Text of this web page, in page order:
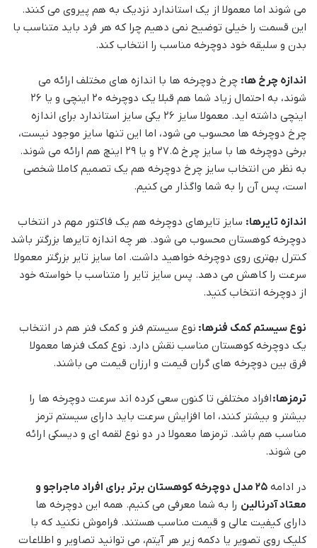
می شوند اما معمولا از یک استاندارد نزدیک به هم پیروی می کنند.
این قسمت را خیلی توضیح نمی دهیم چرا که هر فرد باید متناسب با
بدن و سلیقه خود دوچرخه مناسب را انتخاب کند.
اندازه چرخ ها: چرخ دوچرخه ها با اندازه های مختلف ارائه می
شوند، به احتمال زیاد شما هم قبلا یک دوچرخه 20 اینچی و یا 26
اینچی داشته اید. معمولا سایز 26 یکی سایز استاندارد برای اندازه
چرخ دوچرخه ها محسوب می شود، اما این تنها سایز موجود نیست،
برخی دوچرخه ها با سایز چرخ 27.5 و یا 29 اینچ هم ارائه می شوند.
به نظر من انتخاب سایز چرخ دوچرخه هم یک تصمیم کاملا شخصی
است، پس آن را به شما واگذار می کنیم.
اندازه تایرها: سایز تایرهای دوچرخه هم یک فاکتور مهم در انتخاب
دوچرخه کوهستان محسوب می شود. هر چه اندازه تایرها بزرگتر باشد
کنترل بهتری روی دوچرخه خواهید داشت. اما سایز تایر بزرگتر معمولا
سرعت را کاهش می دهد. پس سایز تایر را متناسب با خواسته خود
از دوچرخه انتخاب کنید.
نوع سیستم کمک فنرها: نوع سیستم فنر و کمک فنر هم در انتخاب
یک دوچرخه کوهستان مناسب نقش دارد. نوع کمک فنرها معمولا
فرق بین دوچرخه های گران قیمت و ارزان قیمت می باشند.
ترمزها:افراد مختلفی تا کنون سعی کرده اند سرعت دوچرخه ها را
بیشتر و بیشتر کنند، اما افزایش سرعت باید دارای سیستم ترمز
مناسب هم باشد. ترمزها معمولا در دو نوع لقمه ای و دیسکی ارائه
می شوند.
در ادامه
25 مدل دوچرخه کوهستان برتر برای افراد ماجراجو و
معتاد آدرنالین را به شما معرفی می کنیم. همه این دوچرخه ها
دارای کیفیت عالی و قیمت مناسب هستند. فراموش نکنید که با
کلیک روی تصویر یا دکمه زیر هر آیتم، می توانید تصاویر و اطلاعات